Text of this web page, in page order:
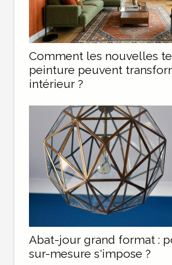
Comment les nouvelles
peinture peuvent
intérieur ?
Abat-jour grand format :
sur-mesure s'impose ?